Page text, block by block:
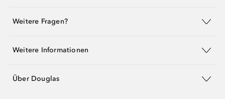
Weitere Fragen?
Weitere Informationen
Über Douglas